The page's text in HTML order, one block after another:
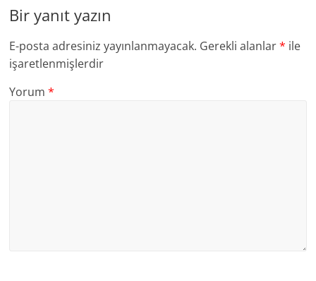
Bir yanıt yazın
E-posta adresiniz yayınlanmayacak. Gerekli alanlar* ile
işaretlenmişlerdir
Yorum*